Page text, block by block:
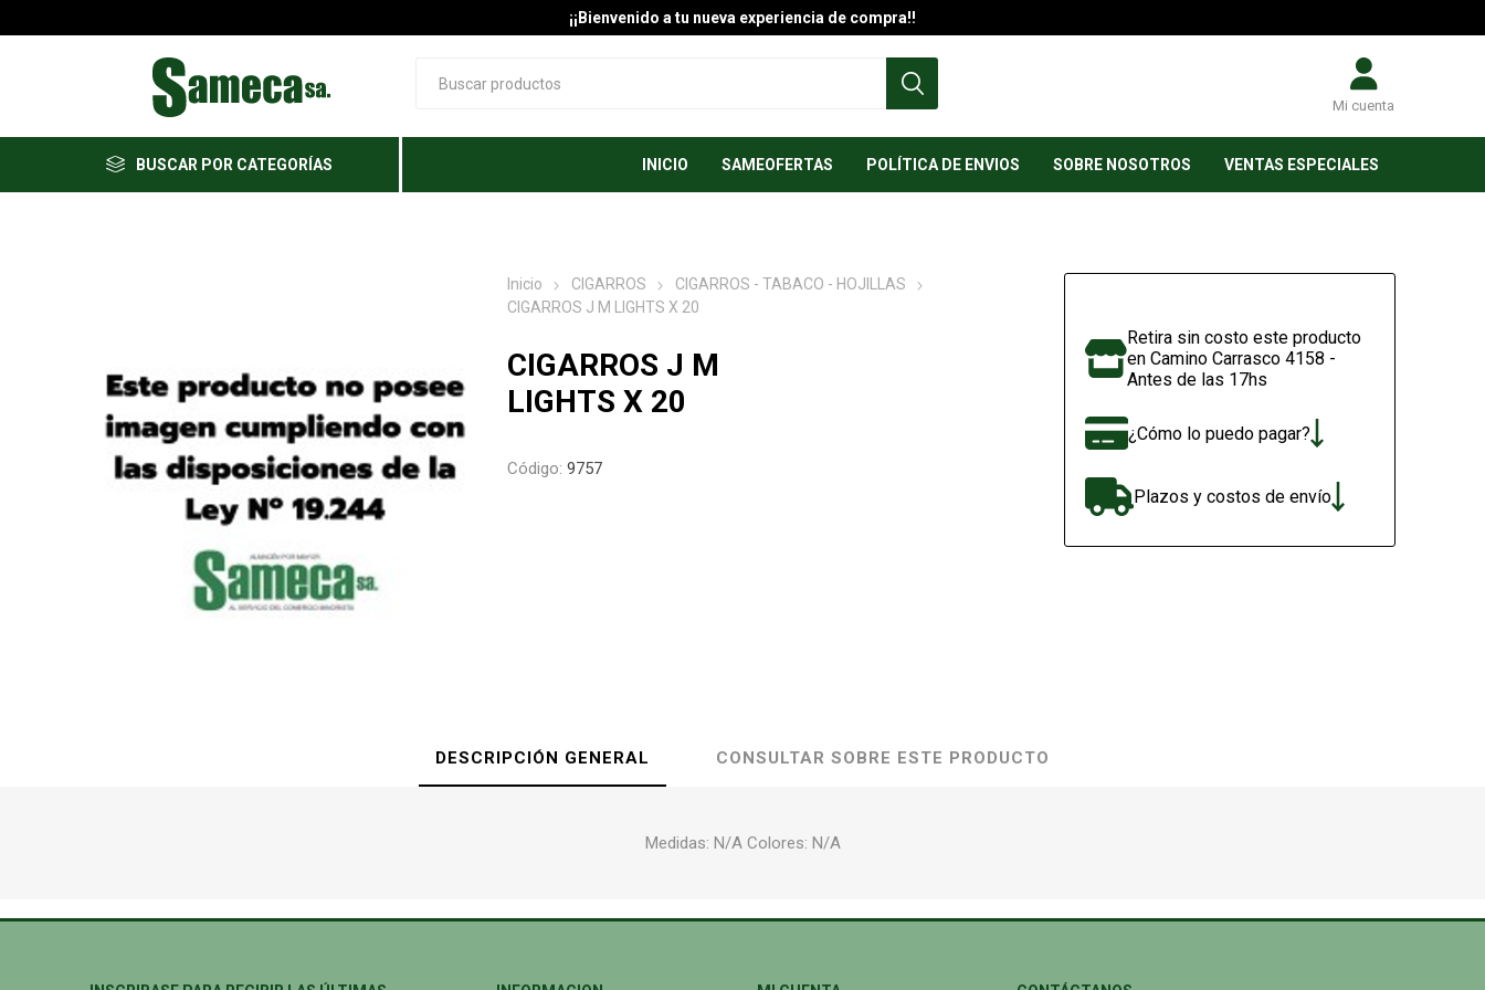
¡¡Bienvenido a tu nueva experiencia de compra!!
Mi cuenta
BUSCAR POR CATEGORÍAS INICIO SAMEOFERTAS POLÍTICA DE ENVIOS SOBRE NOSOTROS VENTAS ESPECIALES
Inicio CIGARROS
CIGARROS - TABACO - HOJILLAS
CIGARROS J M LIGHTS X 20
CIGARROS J M
LIGHTS X 20
Código: 9757
Retira sin costo este producto
en Camino Carrasco 4158 -
Antes de las 17hs
¿Cómo lo puedo pagar?
Plazos y costos de envío
DESCRIPCIÓN GENERAL CONSULTAR SOBRE ESTE PRODUCTO
Medidas: N/A Colores: N/A